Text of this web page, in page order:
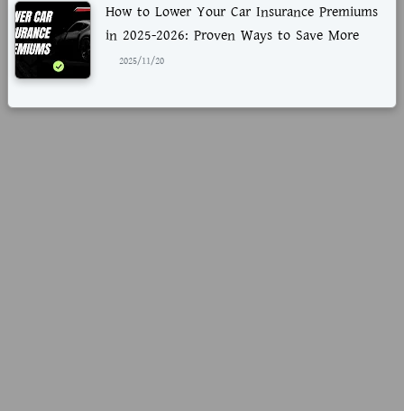
How to Lower Your Car Insurance Premiums
in 2025-2026: Proven Ways to Save More
2025/11/20